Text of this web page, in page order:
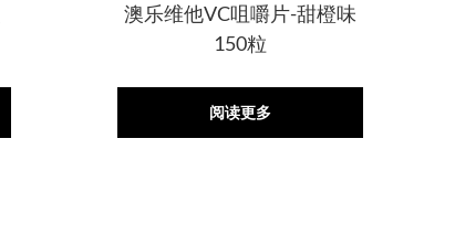
澳乐维他VC咀嚼片-甜橙味
150粒
阅读更多